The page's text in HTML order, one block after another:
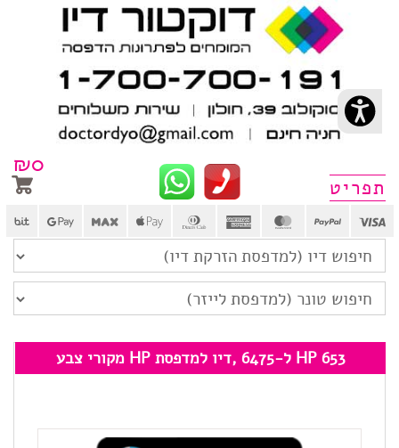
₪
HP 653 ל-6475 ,דיו למדפסת HP מקורי צבע